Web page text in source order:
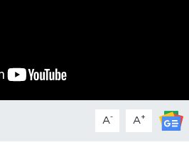
A- A+